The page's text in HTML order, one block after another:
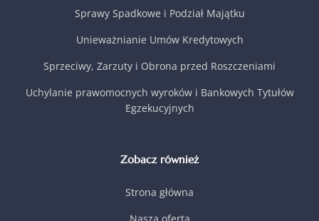
Sprawy Spadkowe i Podział Majątku
Unieważnianie Umów Kredytowych
Sprzeciwy, Zarzuty i Obrona przed Roszczeniami
Uchylanie prawomocnych wyroków i Bankowych Tytułów
Egzekucyjnych
Zobacz również
Strona główna